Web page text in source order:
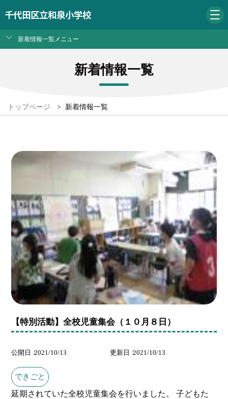
千代田区立和泉小学校
新着情報一覧メニュー
新着情報一覧
トップページ > 新着情報一覧
【特別活動】全校児童集会（１０月８日）
公開日 2021/10/13 更新日 2021/10/13
できごと
延期されていた全校児童集会を行いました。 子どもた